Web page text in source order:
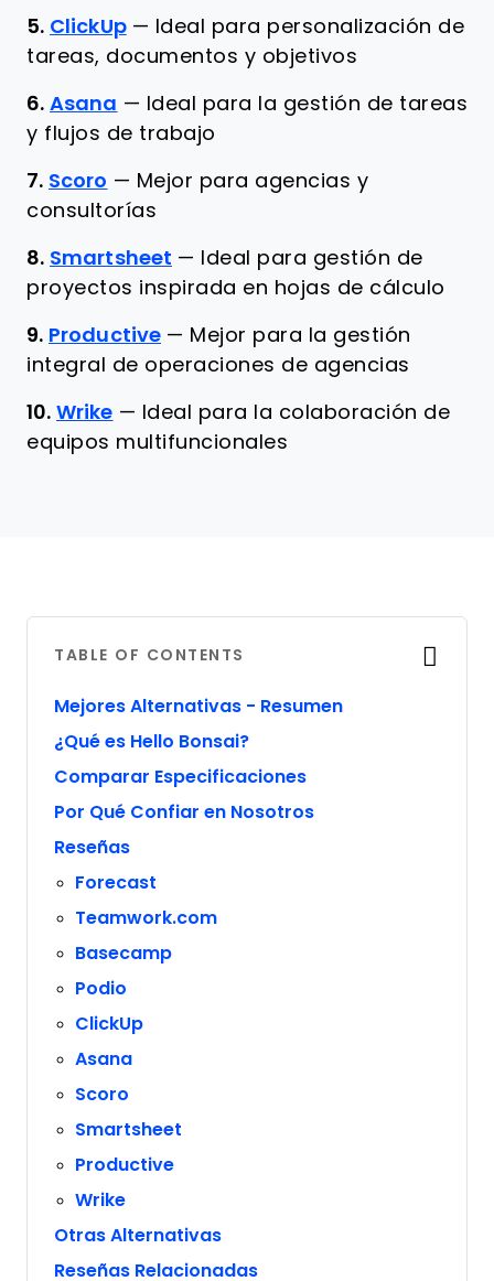
5. ClickUp — Ideal para personalización de
tareas, documentos y objetivos
6. Asana — Ideal para la gestión de tareas
y flujos de trabajo
7. Scoro — Mejor para agencias y
consultorías
8. Smartsheet —
Ideal para gestión de
proyectos inspirada en hojas de cálculo
9. Productive — Mejor para la gestión
integral de operaciones de agencias
10. Wrike — Ideal para la colaboración de
equipos multifuncionales
TABLE OF CONTENTS
Mejores Alternativas - Resumen
¿Qué es Hello Bonsai?
Comparar Especificaciones
Por Qué Confiar en Nosotros
Reseñas
Forecast
Teamwork.com
Basecamp
Podio
ClickUp
Asana
Scoro
Smartsheet
Productive
Wrike
Otras Alternativas
Reseñas Relacionadas